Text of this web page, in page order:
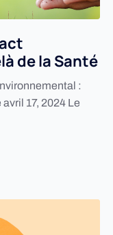
de la Santé
:
17, 2024 Le